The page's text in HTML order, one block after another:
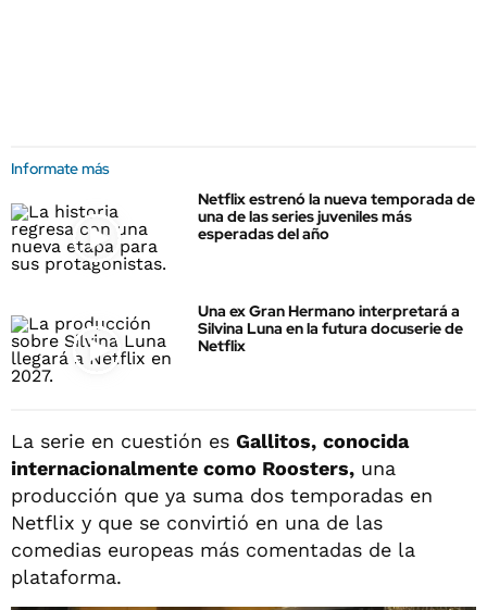
Informate más
Netflix estrenó la nueva temporada de
una de las series juveniles más
esperadas del año
Una ex Gran Hermano interpretará a
Silvina Luna en la futura docuserie de
Netflix
La serie en cuestión es Gallitos, conocida
internacionalmente como Roosters, una
producción que ya suma dos temporadas en
Netflix y que se convirtió en una de las
comedias europeas más comentadas de la
plataforma.